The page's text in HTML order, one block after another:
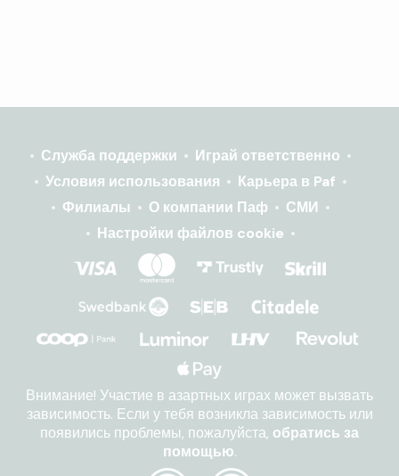
Служба поддержки
Играй ответственно
Условия использования
Карьера в Paf
Филиалы
О компании Паф
СМИ
Настройки файлов cookie
Внимание! Участие в азартных играх может вызвать
зависимость. Если у тебя возникла зависимость или
появились проблемы, пожалуйста, обратись за
помощью.